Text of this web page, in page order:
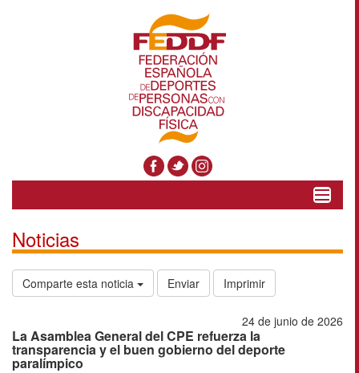
Toggle
Noticias
Comparte esta noticia Enviar Imprimir
24 de junio de 2026
La Asamblea General del CPE refuerza la
transparencia y el buen gobierno del deporte
paralímpico